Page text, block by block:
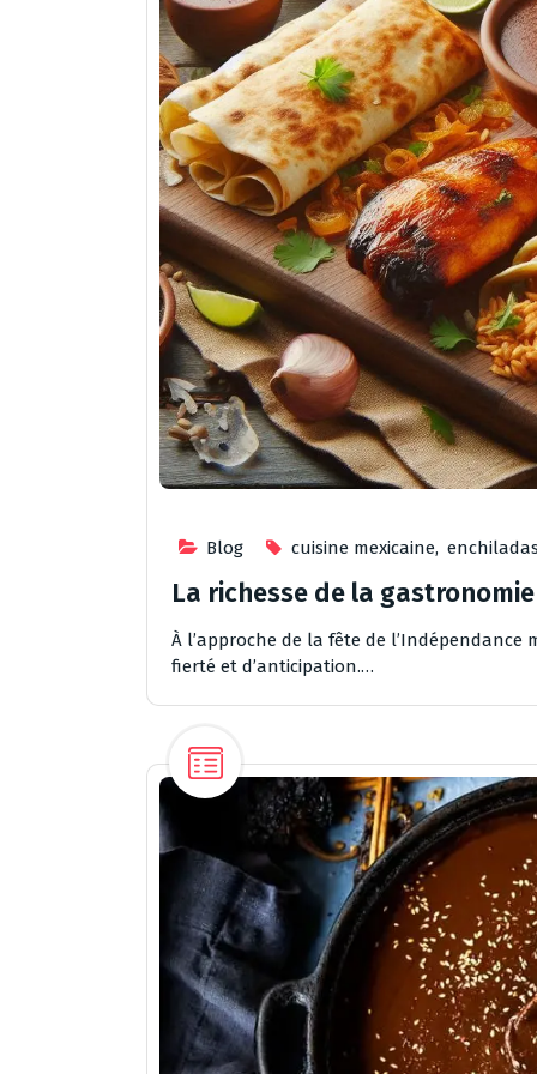
Blog cuisine mexicaine,
La richesse de la
À l’approche de la fête de l’Indépendance
fierté et d’anticipation.…